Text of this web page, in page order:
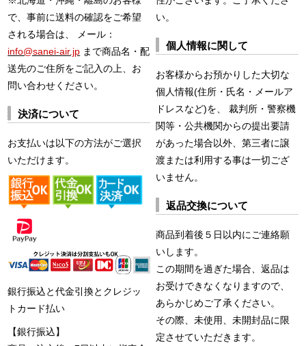
で、事前に送料の確認をご希望
される場合は、 メール：
info@sanei-air.jp まで商品名・配
送先のご住所をご記入の上、お
問い合わせください。
決済について
お支払いは以下の方法がご選択
いただけます。
銀行振込と代金引換とクレジッ
トカード払い
【銀行振込】
い。
個人情報に関して
お客様からお預かりした大切な
個人情報(住所・氏名・メールア
ドレスなど)を、 裁判所・警察機
関等・公共機関からの提出要請
があった場合以外、第三者に譲
渡または利用する事は一切ござ
いません。
返品交換について
商品到着後５日以内にご連絡願
いします。
この期間を過ぎた場合、返品は
お受けできなくなりますので、
あらかじめご了承ください。
その際、未使用、未開封品に限
定させていただきます。